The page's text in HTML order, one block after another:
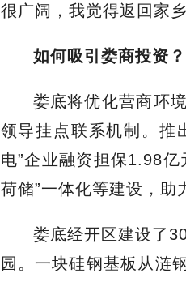
很广阔，我觉得返回家
如何吸引娄商投资？
娄底将优化营商环
领导挂点联系机制 。 推
电”企业融资担保1.98亿
荷储”一体化等建设，助
娄底经开区建设了
园 。 一块硅钢基板从涟